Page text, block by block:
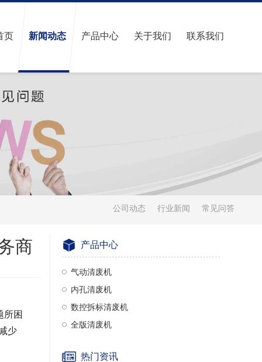
页 新闻动态 产品中心 关于我们 联系我们
公司动态 行业新闻 常见问答
商
所困
少
产品中心
气动清废机
内孔清废机
数控拆标清废机
全版清废机
热门资讯